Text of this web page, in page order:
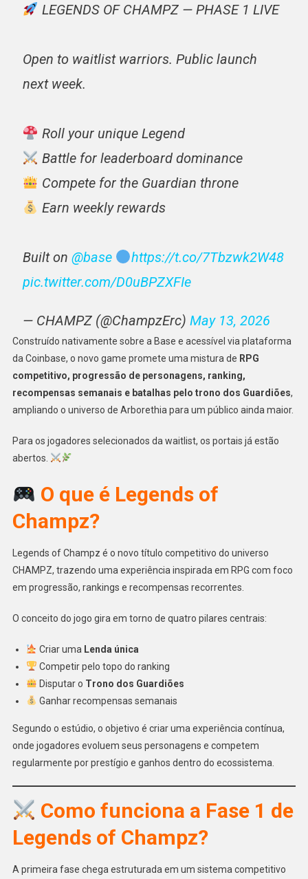
LEGENDS OF CHAMPZ — PHASE 1 LIVE
Open to waitlist warriors. Public launch
next week.
Roll your unique Legend
Battle for leaderboard dominance
Compete for the Guardian throne
Earn weekly rewards
Built on @base
https://t.co/7Tbzwk2W48
pic.twitter.com/D0uBPZXFIe
— CHAMPZ (@ChampzErc) May 13, 2026
Construído nativamente sobre a Base e acessível via plataforma
da Coinbase, o novo game promete uma mistura de RPG
competitivo, progressão de personagens, ranking,
recompensas semanais e batalhas pelo trono dos Guardiões,
ampliando o universo de Arborethia para um público ainda maior.
Para os jogadores selecionados da waitlist, os portais já estão
abertos.
O que é Legends of
Champz?
Legends of Champz é o novo título competitivo do universo
CHAMPZ, trazendo uma experiência inspirada em RPG com foco
em progressão, rankings e recompensas recorrentes.
O conceito do jogo gira em torno de quatro pilares centrais:
Criar uma Lenda única
Competir pelo topo do ranking
Disputar o Trono dos Guardiões
Ganhar recompensas semanais
Segundo o estúdio, o objetivo é criar uma experiência contínua,
onde jogadores evoluem seus personagens e competem
regularmente por prestígio e ganhos dentro do ecossistema.
Como funciona a Fase 1 de
Legends of Champz?
A primeira fase chega estruturada em um sistema competitivo